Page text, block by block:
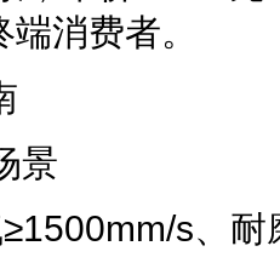
消费者。
景
s、